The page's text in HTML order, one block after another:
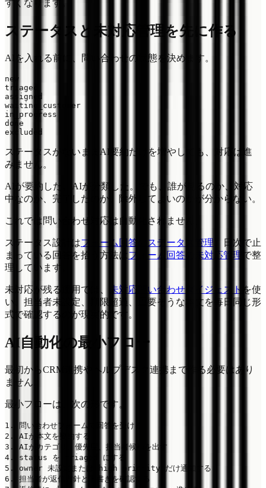
すくなります。
ステータスと未対応管理を先に作る
AIを入れる前に、問い合わせの状態を決めます。
new
triaged
assigned
waiting_customer
in_progress
done
ステータスがないままAI要約だけを増やしても、対応は進
みません。
AIが要約した。AIが分類した。でも、誰が見るのか、対応
中なのか、完了したのか、除外してよいのかが分からない。
これでは問い合わせ対応は自動化されません。
ステータス設計はフォーム回答のステータス管理 、日次で止
まっている回答を拾う方法は フォーム回答の未対応管理 で整
理しています。
未対応が残る運用では、 未対応問い合わせダイジェスト を使
い、担当者未設定、期限超過、重要そうな本文を毎日同じ形
式で確認するのが現実的です。
AI自動化の最小フロー
最初からCRM連携やヘルプデスク連携まで作る必要はあり
ません。
最小フローは、次の形です。
1. 問い合わせフォームで回答を受ける
2. AIが本文を要約する
3. AIがカテゴリ、優先度、担当者候補を出す
4. status を triaged にする
5. owner 未設定または high priority だけ通知する
6. 担当者が返信方針と下書きを確認する